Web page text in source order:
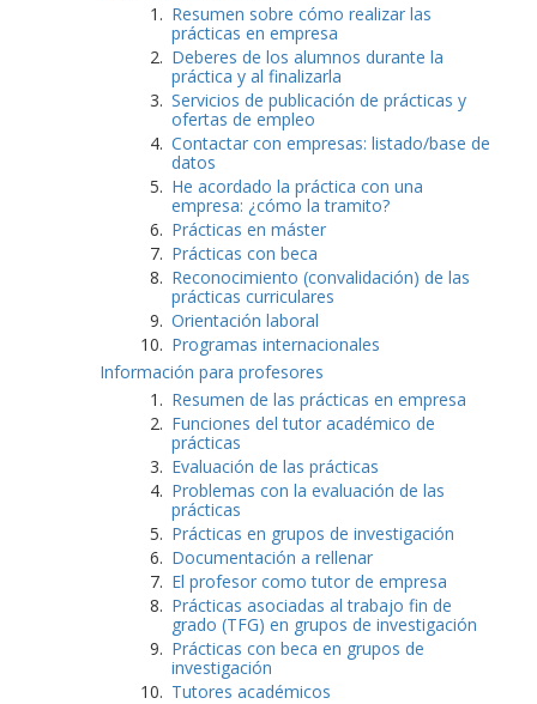
Resumen sobre cómo realizar las
prácticas en empresa
Deberes de los alumnos durante la
práctica y al finalizarla
Servicios de publicación de prácticas y
ofertas de empleo
Contactar con empresas: listado/base de
datos
He acordado la práctica con una
empresa: ¿cómo la tramito?
Prácticas en máster
Prácticas con beca
Reconocimiento (convalidación) de las
prácticas curriculares
Orientación laboral
Programas internacionales
Información para profesores
Resumen de las prácticas en empresa
Funciones del tutor académico de
prácticas
Evaluación de las prácticas
Problemas con la evaluación de las
prácticas
Prácticas en grupos de investigación
Documentación a rellenar
El profesor como tutor de empresa
Prácticas asociadas al trabajo fin de
grado (TFG) en grupos de investigación
Prácticas con beca en grupos de
investigación
Tutores académicos